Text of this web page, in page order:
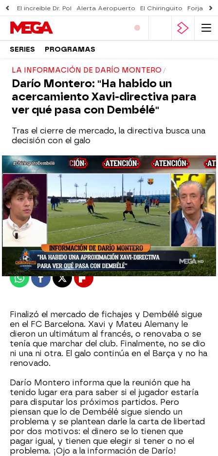
El increíble Dr. Pol Alerta Aeropuerto El Chiringuito Forjado
SERIES PROGRAMAS
LA INFORMACIÓN DE DARÍO MONTERO
Darío Montero: "Ha habido un
acercamiento Xavi-directiva para
ver qué pasa con Dembélé"
Tras el cierre de mercado, la directiva busca una
decisión con el galo
El Chiringuito
Madrid
Publicado:02 de febrero de 2022, 01:20
WhatsappFacebook
X Flipboard
Finalizó el mercado de fichajes y Dembélé sigue
en el FC Barcelona. Xavi y Mateu Alemany le
dieron un ultimátum al francés, o renovaba o se
tenía que marchar del club. Finalmente, no se dio
ni una ni otra. El galo continúa en el Barça y no ha
renovado.
Darío Montero informa que la reunión que ha
tenido lugar era para saber si el jugador estaría
para disputar los próximos partidos. Pero
piensan que lo de Dembélé sigue siendo un
problema y se plantean darle la carta de libertad
por dos motivos: el dinero se lo tienen que
pagar igual, y tienen que elegir si tener o no el
problema. ¡Ojo a la información de Darío!